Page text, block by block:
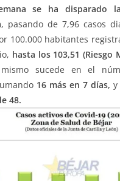
se ha disparado
, pasando de 7,96 casos
100.000 habitantes
hasta los 103,51 (Riesgo
sucede en el
16 más en 7 días,y
48.